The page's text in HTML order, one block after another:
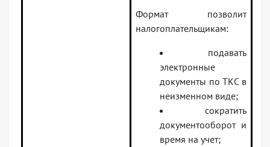
Формат позволит
налогоплательщикам:
подавать
электронные
документы по ТКС в
неизменном виде;
сократить
документооборот и
время на учет;